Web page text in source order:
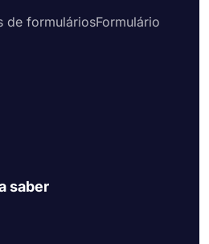
de formuláriosFormulário
saber